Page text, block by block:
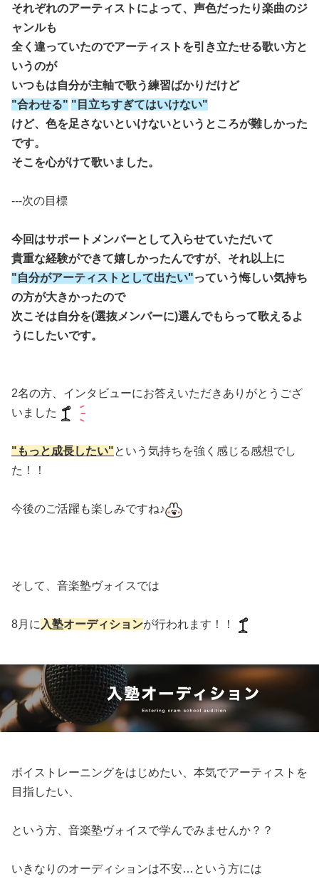
それぞれのアーティストによって、声色だったり楽曲のジ
ャンルも
全く違っていたのでアーティストを引き立たせる歌い方と
いうのが
いつもは自分が主軸で歌う練習ばかりだけど
"合わせる" "目立ちすぎてはいけない"
けど、色を足さないといけないというところが難しかった
です。
そこを心がけて歌いました。
---次の目標
今回はサポートメンバーとして入らせていただいて
貴重な経験ができて嬉しかったんですが、それ以上に
"自分がアーティストとして出たい"っていう悔しい気持ち
の方が大きかったので
次こそは自分を(選抜メンバーに)選んでもらって歌えるよ
うにしたいです。
2名の方、インタビューにお答えいただきありがとうござ
いました
"もっと成長したい"という気持ちを強く感じる感想でし
た！！
今後のご活躍も楽しみですね♪
そして、音楽塾ヴォイスでは
8月に 入塾オーディションが行われます！！
ボイストレーニングをはじめたい、本気でアーティストを
目指したい、
という方、音楽塾ヴォイスで学んでみませんか？？
いきなりのオーディションは不安…という方には